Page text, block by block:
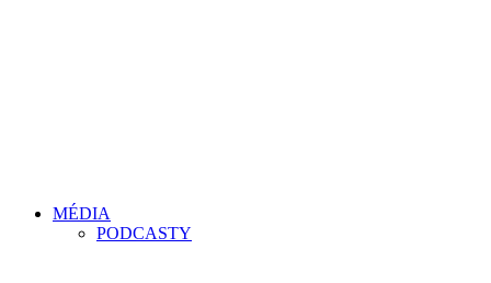
MÉDIA
PODCASTY